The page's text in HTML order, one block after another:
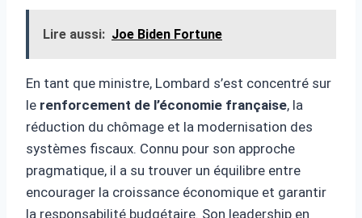
Lire aussi: Joe Biden Fortune
En tant que ministre, Lombard s’est concentré sur
le renforcement de l’économie française, la
réduction du chômage et la modernisation des
systèmes fiscaux. Connu pour son approche
pragmatique, il a su trouver un équilibre entre
encourager la croissance économique et garantir
la responsabilité budgétaire. Son leadership en